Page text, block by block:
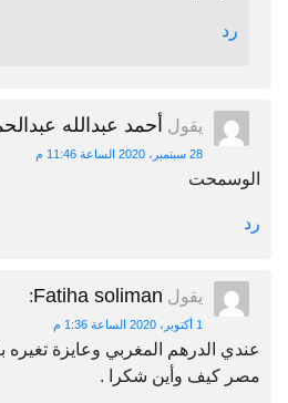
رد
يقول أحمد عبدالله
28 سبتمبر، 2020 الساعة 11:46 م
الوسمحت
رد
يقول Fatiha soliman
:
1 أكتوبر، 2020 الساعة 1:36 م
عندي الدرهم المغربي وعايزة تغيره
مصر كيف وأين شكرا .